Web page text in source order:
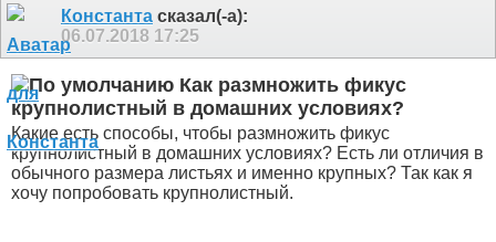
Константа сказал(-а):
06.07.2018 17:25
Как размножить фикус
крупнолистный в домашних условиях?
Какие есть способы, чтобы размножить фикус
крупнолистный в домашних условиях? Есть ли отличия в
обычного размера листьях и именно крупных? Так как я
хочу попробовать крупнолистный.